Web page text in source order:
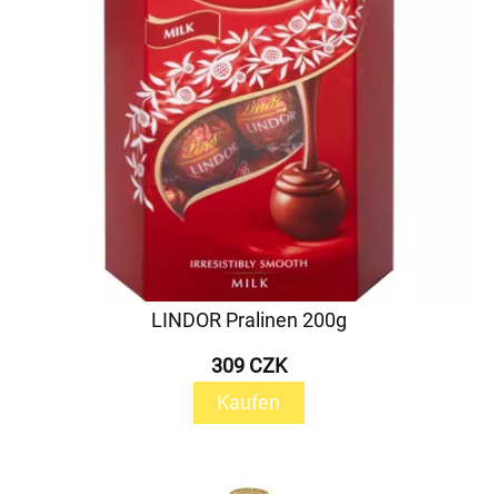
LINDOR Pralinen 200g
309 CZK
Kaufen